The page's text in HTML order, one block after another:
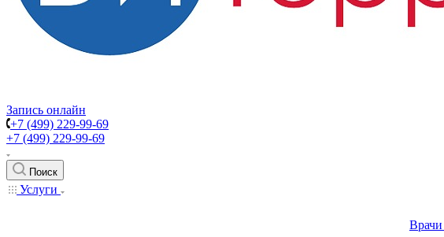
Запись онлайн
+7 (499) 229-99-69
+7 (499) 229-99-69
Поиск
Услуги
Врачи